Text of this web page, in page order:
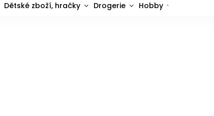
Dětské zboží, hračky Drogerie Hobby